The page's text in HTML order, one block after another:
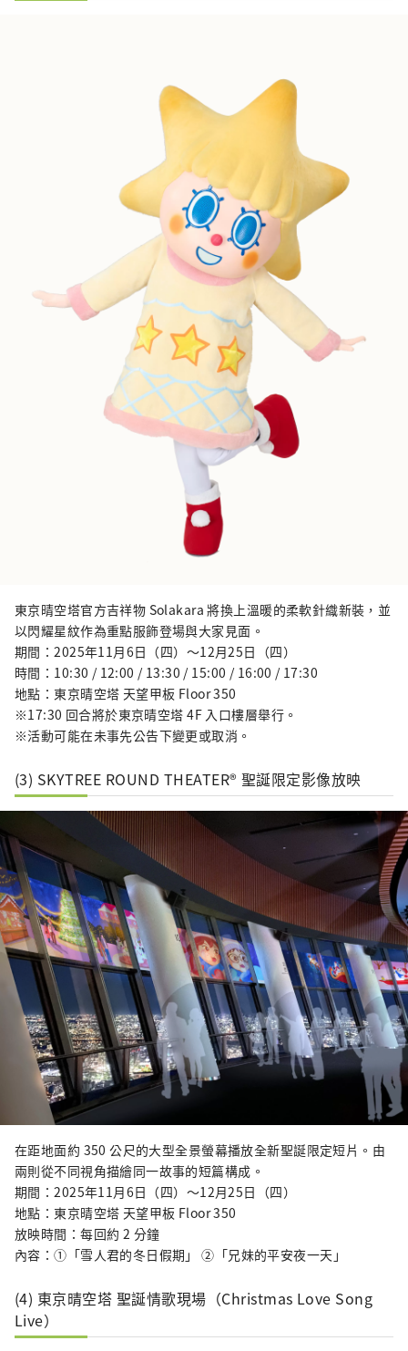
東京晴空塔官方吉祥物 Solakara 將換上溫暖的柔軟針織新裝，並
以閃耀星紋作為重點服飾登場與大家見面。
期間：2025年11月6日（四）〜12月25日（四）
時間：10:30 / 12:00 / 13:30 / 15:00 / 16:00 / 17:30
地點：東京晴空塔 天望甲板 Floor 350
※17:30 回合將於東京晴空塔 4F 入口樓層舉行。
※活動可能在未事先公告下變更或取消。
(3) SKYTREE ROUND THEATER® 聖誕限定影像放映
在距地面約 350 公尺的大型全景螢幕播放全新聖誕限定短片。由
兩則從不同視角描繪同一故事的短篇構成。
期間：2025年11月6日（四）〜12月25日（四）
地點：東京晴空塔 天望甲板 Floor 350
放映時間：每回約 2 分鐘
內容：①「雪人君的冬日假期」 ②「兄妹的平安夜一天」
(4) 東京晴空塔 聖誕情歌現場（Christmas Love Song
Live）